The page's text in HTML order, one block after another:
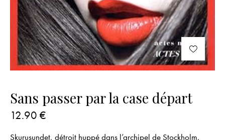
Sans passer par la case départ
12.90 €
Skurusundet, détroit huppé dans l’archipel de Stock­holm,